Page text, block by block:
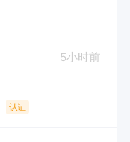
5小时前
认证